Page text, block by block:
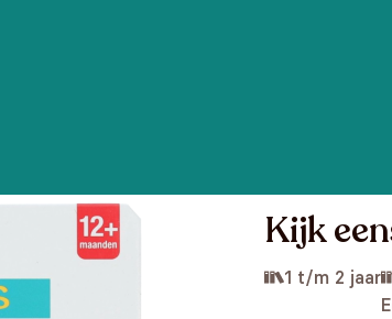
Kijk
1 t/m 2 jaar